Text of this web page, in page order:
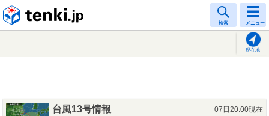
検索 メニュー
現在地
台風13号情報
07日20:00現在